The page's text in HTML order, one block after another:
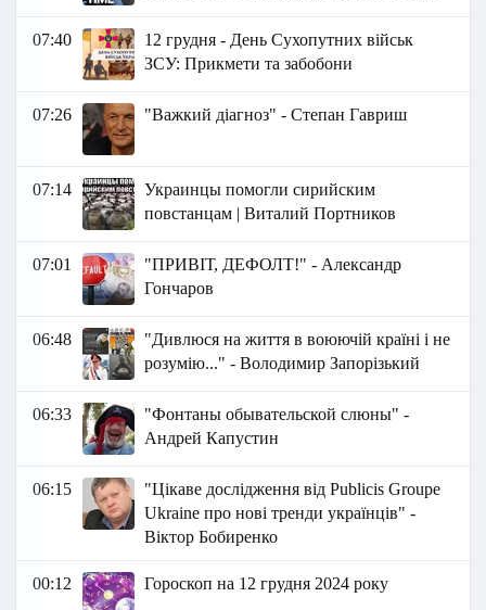
07:40
12 грудня - День Сухопутних військ
ЗСУ: Прикмети та забобони
07:26 "Важкий діагноз" - Степан Гавриш
07:14
Украинцы помогли сирийским
повстанцам | Виталий Портников
07:01
"ПРИВІТ, ДЕФОЛТ!" - Александр
Гончаров
06:48
"Дивлюся на життя в воюючій країні і не
розумію..." - Володимир Запорізький
06:33
"Фонтаны обывательской слюны" -
Андрей Капустин
06:15
"Цікаве дослідження від Publicis Groupe
Ukraine про нові тренди українців" -
Віктор Бобиренко
00:12 Гороскоп на 12 грудня 2024 року